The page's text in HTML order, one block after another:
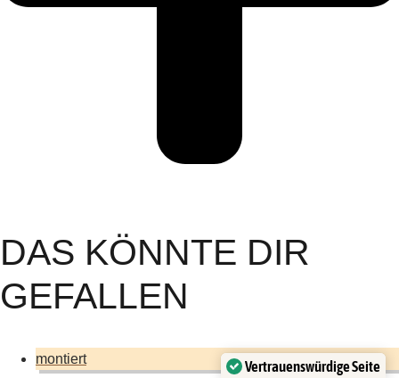
DAS KÖNNTE DIR
GEFALLEN
montiert Vertrauenswürdige Seite